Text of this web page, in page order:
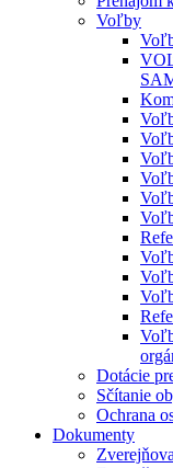
Voľby
Dotácie
Sčítanie
Ochrana
Dokumenty